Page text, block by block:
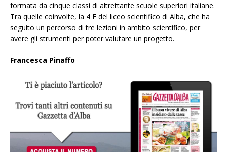
formata da cinque classi di altrettante scuole superiori italiane.
Tra quelle coinvolte, la 4 F del liceo scientifico di Alba, che ha
seguito un percorso di tre lezioni in ambito scientifico, per
avere gli strumenti per poter valutare un progetto.
Francesca Pinaffo